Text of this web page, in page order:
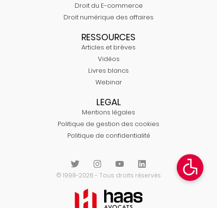
Droit du E-commerce
Droit numérique des affaires
RESSOURCES
Articles et brèves
Vidéos
Livres blancs
Webinar
LEGAL
Mentions légales
Politique de gestion des cookies
Politique de confidentialité
© 1998-2026 - Tous droits réservés